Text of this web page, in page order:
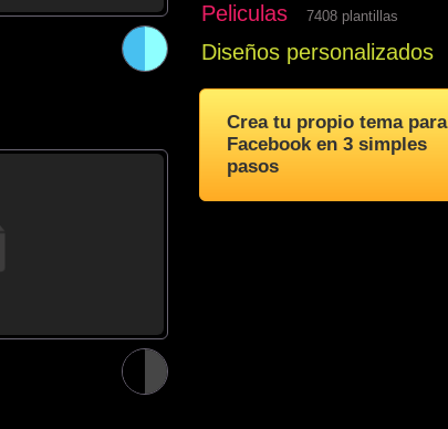
Peliculas 7408 plantillas
Diseños personalizados
Crea tu propio tema para
Facebook en 3 simples
pasos